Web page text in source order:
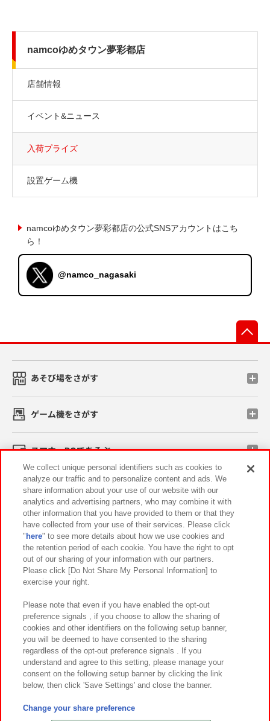
namcoゆめタウン夢彩都店
店舗情報
イベント&ニュース
入荷プライズ
設置ゲーム機
namcoゆめタウン夢彩都店の公式SNSアカウントはこち
ら！
@namco_nagasaki
あそび場をさがす
ゲーム機をさがす
スマホ・PCであそぶ
イベント・キャンペーン
関連会社 サステナビリティ サイトポリシー
プライバシーポリシー ウェブアクセシビリティ方針と検証結果
お取引先さまとともに
カスタマーハラスメント対応方針 よくあるご質問・お問い合わせ
©Bandai Namco Amusement Inc.
©Bandai Namco Amusement Lab Inc.
We collect unique personal identifiers such as cookies to
analyze our traffic and to personalize content and ads. We
share information about your use of our website with our
analytics and advertising partners, who may combine it with
other information that you have provided to them or that they
have collected from your use of their services. Please click
" here" to see more details about how we use cookies and
the retention period of each cookie. You have the right to opt
out of our sharing of your information with our partners.
Please click [Do Not Share My Personal Information] to
exercise your right.
Please note that even if you have enabled the opt-out
preference signals , if you choose to allow the sharing of
cookies and other identifiers on the following setup banner,
you will be deemed to have consented to the sharing
regardless of the opt-out preference signals . If you
understand and agree to this setting, please manage your
consent on the following setup banner by clicking the link
below, then click 'Save Settings' and close the banner.
Change your share preference